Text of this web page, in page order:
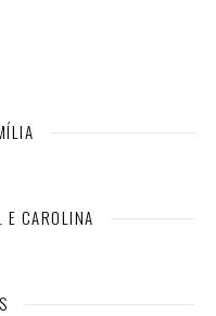
E CAROLINA